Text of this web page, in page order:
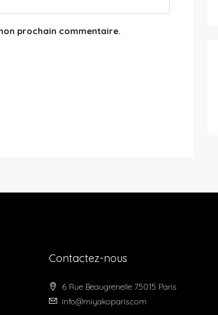
prochain commentaire.
Contactez-nous
6 Rue Beaugrenelle 75015 Paris
info@miyakoparis.com